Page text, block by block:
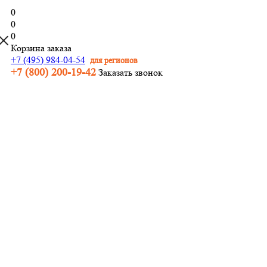
0
0
0
Корзина заказа
+7 (495) 984-04-54 для регионов
+7 (800) 200-19-42 Заказать звонок